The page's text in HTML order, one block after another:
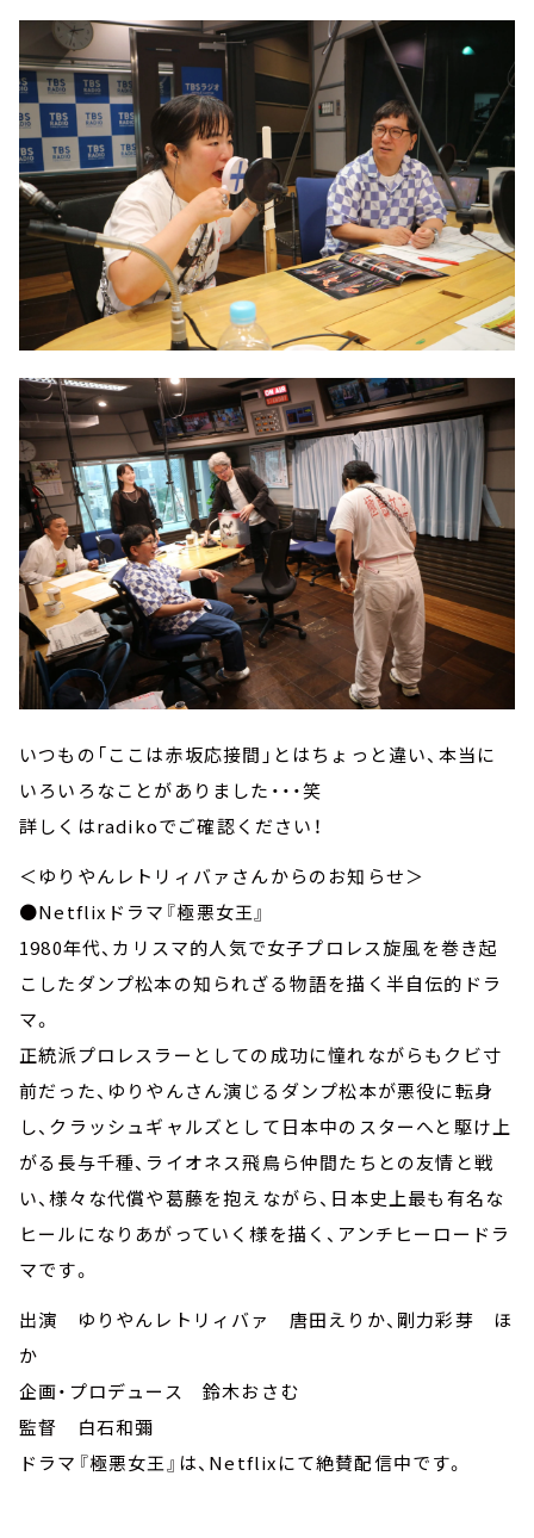
いつもの「ここは赤坂応接間」とはちょっと違い、本当に
いろいろなことがありました・・・笑
詳しくはradikoでご確認ください！
＜ゆりやんレトリィバァさんからのお知らせ＞
●Netflixドラマ『極悪女王』
1980年代、カリスマ的人気で女子プロレス旋風を巻き起
こしたダンプ松本の知られざる物語を描く半自伝的ドラ
マ。
正統派プロレスラーとしての成功に憧れながらもクビ寸
前だった、ゆりやんさん演じるダンプ松本が悪役に転身
し、クラッシュギャルズとして日本中のスターへと駆け上
がる長与千種、ライオネス飛鳥ら仲間たちとの友情と戦
い、様々な代償や葛藤を抱えながら、日本史上最も有名な
ヒールになりあがっていく様を描く、アンチヒーロードラ
マです。
出演 ゆりやんレトリィバァ 唐田えりか、剛力彩芽 ほ
か
企画・プロデュース 鈴木おさむ
監督 白石和彌
ドラマ『極悪女王』は、Netflixにて絶賛配信中です。